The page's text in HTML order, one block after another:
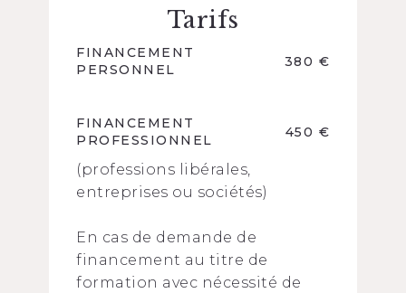
Tarifs
FINANCEMENT
PERSONNEL
380 €
FINANCEMENT
PROFESSIONNEL
450 €
(professions libérales,
entreprises ou sociétés)
En cas de demande de
financement au titre de
formation avec nécessité de